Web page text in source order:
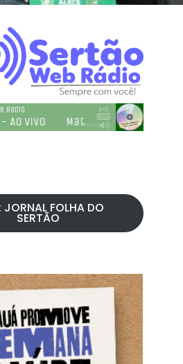
JORNAL FOLHA DO
SERTÃO